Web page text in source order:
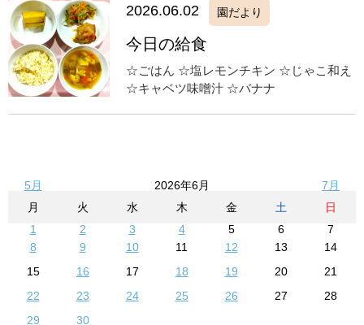
2026.06.02 園だより
今日の給食
☆ごはん ☆塩レモンチキン ☆じゃこ和え
☆キャベツ味噌汁 ☆バナナ
5月 2026年6月
7月
月
火 水 木 金 土
日
1
2 3 4 5 6
7
8
9 10 11 12 13
14
15
16 17 18 19 20
21
22
23 24 25 26 27
28
29
30